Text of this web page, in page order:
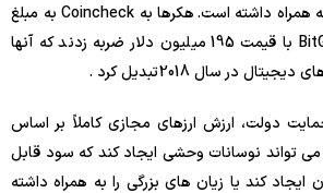
دیجیتال هزینه زیادی را به همراه داشته است. هکرها به Coincheck به مبلغ
534 میلیون دلار و BitGrail با قیمت 195 میلیون دلار ضربه زدند که آنها
در سال 2018 تبدیل کرد .
دولت، ارزش ارزهای مجازی کاملاً بر اساس
تواند نوسانات وحشی ایجاد کند که سود قابل
ایجاد کند یا زیان های بزرگی را به همراه داشته